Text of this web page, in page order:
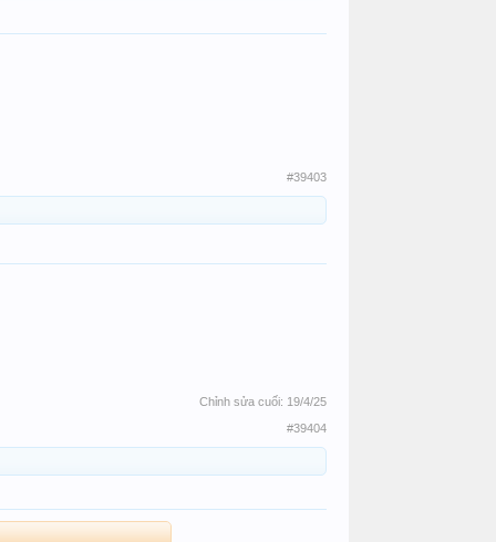
#39403
Chỉnh sửa cuối: 19/4/25
#39404